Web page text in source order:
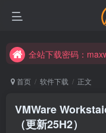
全站下载密码：
全站下载密码：
首页 软件下载 正文
VMWare
（更新25H2）